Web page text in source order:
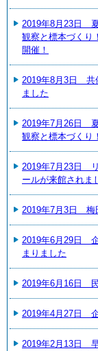
2019年8月23日
観察と標本づくり
開催！
2019年8月3日 共
ました
2019年7月26日
観察と標本づくり
2019年7月23日
ールが来館されま
2019年7月3日 梅
2019年6月29日
まりました
2019年6月16日
2019年4月27日
2019年2月13日